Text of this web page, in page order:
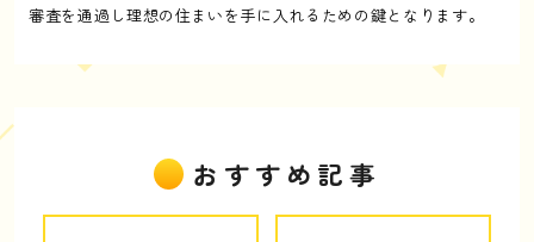
審査を通過し理想の住まいを手に入れるための鍵となります。
おすすめ記事